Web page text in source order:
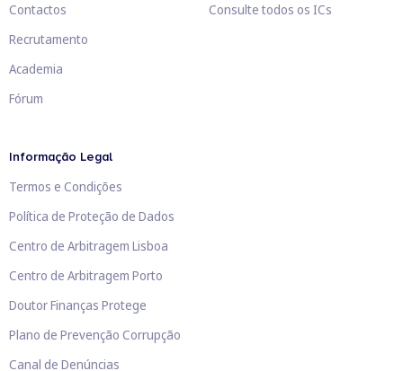
Contactos
Recrutamento
Academia
Fórum
Consulte todos os ICs
Informação Legal
Termos e Condições
Política de Proteção de Dados
Centro de Arbitragem Lisboa
Centro de Arbitragem Porto
Doutor Finanças Protege
Plano de Prevenção Corrupção
Canal de Denúncias